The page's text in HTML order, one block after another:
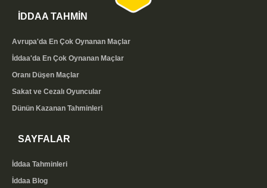
İDDAA TAHMİN
Avrupa'da En Çok Oynanan Maçlar
İddaa'da En Çok Oynanan Maçlar
Oranı Düşen Maçlar
Sakat ve Cezalı Oyuncular
Dünün Kazanan Tahminleri
SAYFALAR
İddaa Tahminleri
İddaa Blog